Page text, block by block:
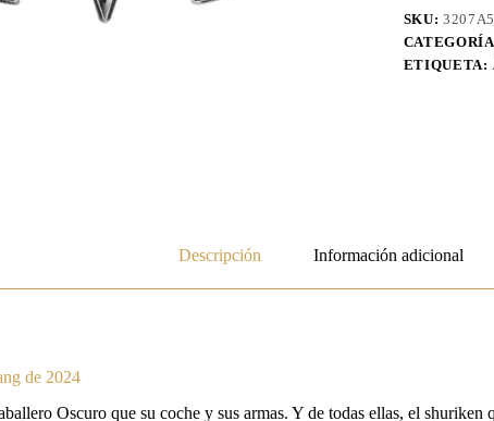
SKU:
ETIQUETA:
Descripción Información adicional
de 2024
Oscuro que su coche y sus armas. Y de todas ellas, el